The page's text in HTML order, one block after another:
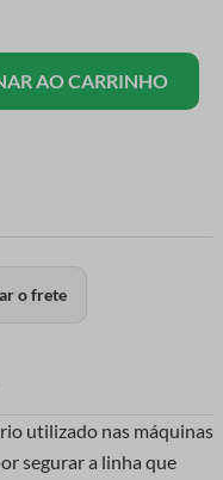
item simples, mas
da máquina.
e pequenos
AO CARRINHO
o frete
utilizado nas máquinas
segurar a linha que